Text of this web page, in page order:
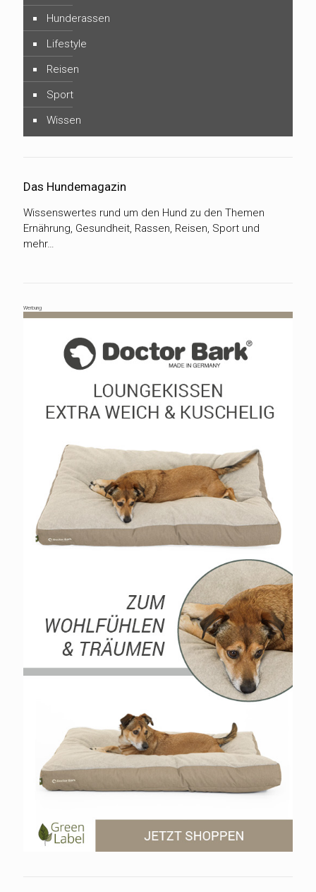
Hunderassen
Lifestyle
Reisen
Sport
Wissen
Das Hundemagazin
Wissenswertes rund um den Hund zu den Themen
Ernährung, Gesundheit, Rassen, Reisen, Sport und
mehr…
Werbung